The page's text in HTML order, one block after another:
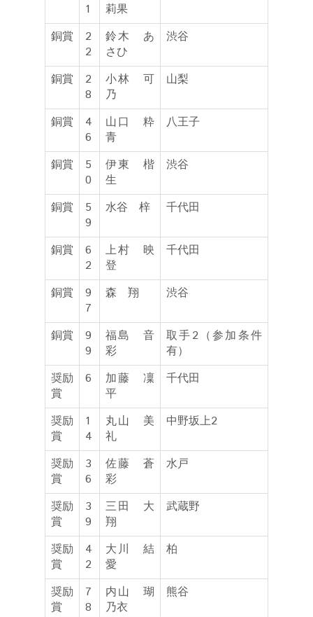
1
莉果
銅賞
2
2
鈴木 あ
さひ
渋谷
銅賞
2
8
小林 可
乃
山梨
銅賞
4
6
山口 粋
青
八王子
銅賞
5
0
伊東 楷
生
渋谷
銅賞
5
9
水谷 梓 千代田
銅賞
6
2
上村 映
登
千代田
銅賞
9
7
森 翔 渋谷
銅賞
9
9
福島 音
彩
取手2（参加条件
有）
奨励
賞
6
加藤 凜
平
千代田
奨励
賞
1
4
丸山 美
礼
中野坂上2
奨励
賞
3
6
佐藤 蒼
彩
水戸
奨励
賞
3
9
三田 大
翔
武蔵野
奨励
賞
4
2
大川 結
愛
柏
奨励
賞
7
8
内山 瑚
乃衣
熊谷